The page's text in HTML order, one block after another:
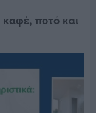
καφέ, ποτό και